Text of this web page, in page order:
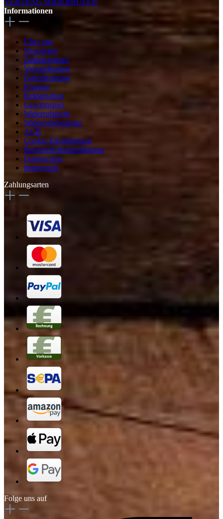
Informationen
Über uns
Newsletter
Zahlungsarten
Versandkosten
Futterberatung
Kontakt
Reklamation
Gewinnspiel
Widerrufsrecht
Widerrufsformular
AGB
Cookie-Einstellungen
Barrierefreiheitserklärung
Datenschutz
Impressum
Zahlungsarten
Folge uns auf